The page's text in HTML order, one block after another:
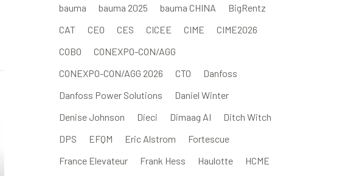
bauma
bauma 2025 bauma CHINA
BigRentz
CAT
CEO CES CICEE CIME
CIME2026
COBO
CONEXPO-CON/AGG
CONEXPO-CON/AGG 2026
CTO
Danfoss
Danfoss Power Solutions
Daniel Winter
Denise Johnson
Dieci Dimaag AI
Ditch Witch
DPS
EFQM Eric Alstrom
Fortescue
France Elevateur
Frank Hess Haulotte
HCME